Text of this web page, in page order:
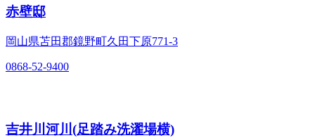
赤壁邸
岡山県苫田郡鏡野町久田下原771-3
0868-52-9400
吉井川河川(足踏み洗濯場横)